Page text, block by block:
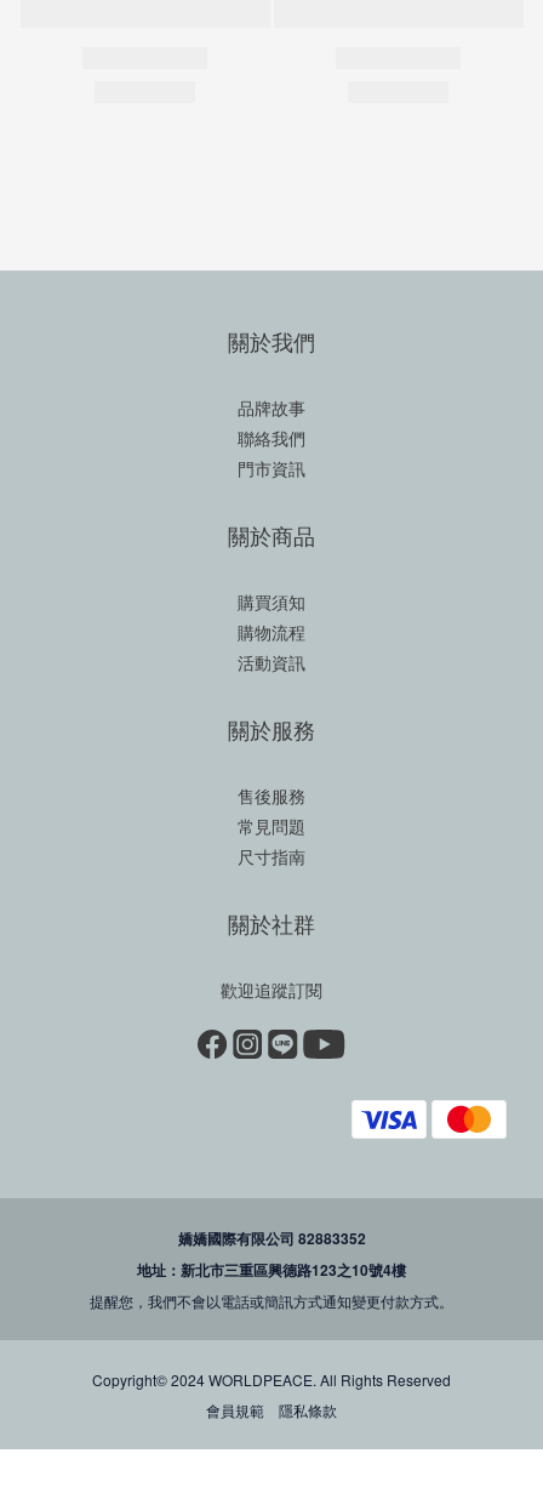
關於我們
品牌故事
聯絡我們
門市資訊
關於商品
購買須知
購物流程
活動資訊
關於服務
售後服務
常見問題
尺寸指南
關於社群
歡迎追蹤訂閱
嬌嬌國際有限公司 82883352
地址：新北市三重區興德路123之10號4樓
提醒您，我們不會以電話或簡訊方式通知變更付款方式。
Copyright© 2024 WORLDPEACE. All Rights Reserved
會員規範
隱私條款